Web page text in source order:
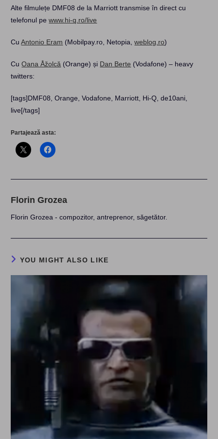
Alte filmulețe DMF08 de la Marriott transmise în direct cu
telefonul pewww.hi-q.ro/live
CuAntonio Eram (Mobilpay.ro, Netopia,weblog.ro)
CuOana Åžolcă (Orange) și Dan Berte (Vodafone) – heavy
twitters:
[tags]DMF08, Orange, Vodafone, Marriott, Hi-Q, de10ani,
live[/tags]
Partajează asta:
Florin Grozea
Florin Grozea - compozitor, antreprenor, săgetător.
YOU MIGHT ALSO LIKE